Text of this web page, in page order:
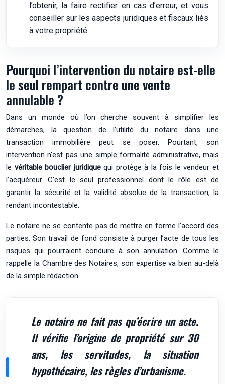
l’obtenir, la faire rectifier en cas d’erreur, et vous
conseiller sur les aspects juridiques et fiscaux liés
à votre propriété.
Pourquoi l’intervention du notaire est-elle
le seul rempart contre une vente
annulable ?
Dans un monde où l’on cherche souvent à simplifier les
démarches, la question de l’utilité du notaire dans une
transaction immobilière peut se poser. Pourtant, son
intervention n’est pas une simple formalité administrative, mais
le véritable bouclier juridiquequi protège à la fois le vendeur et
l’acquéreur. C’est le seul professionnel dont le rôle est de
garantir la sécurité et la validité absolue de la transaction, la
rendant incontestable.
Le notaire ne se contente pas de mettre en forme l’accord des
parties. Son travail de fond consiste à purger l’acte de tous les
risques qui pourraient conduire à son annulation. Comme le
rappelle la Chambre des Notaires, son expertise va bien au-delà
de la simple rédaction.
Le notaire ne fait pas qu’écrire un acte.
Il vérifie l’origine de propriété sur 30
ans, les servitudes, la situation
hypothécaire, les règles d’urbanisme.